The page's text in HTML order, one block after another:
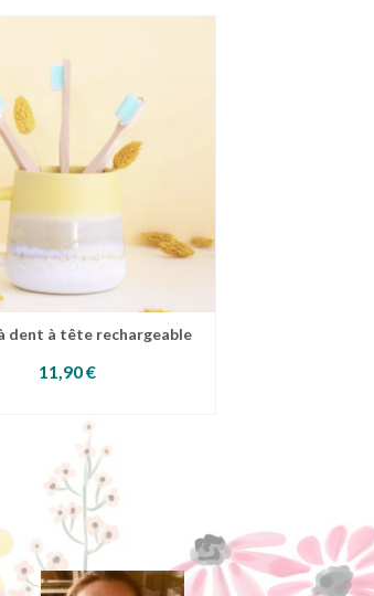
variations.
peuvent
choisies
sur
du
produit
dent à tête rechargeable
11,90€